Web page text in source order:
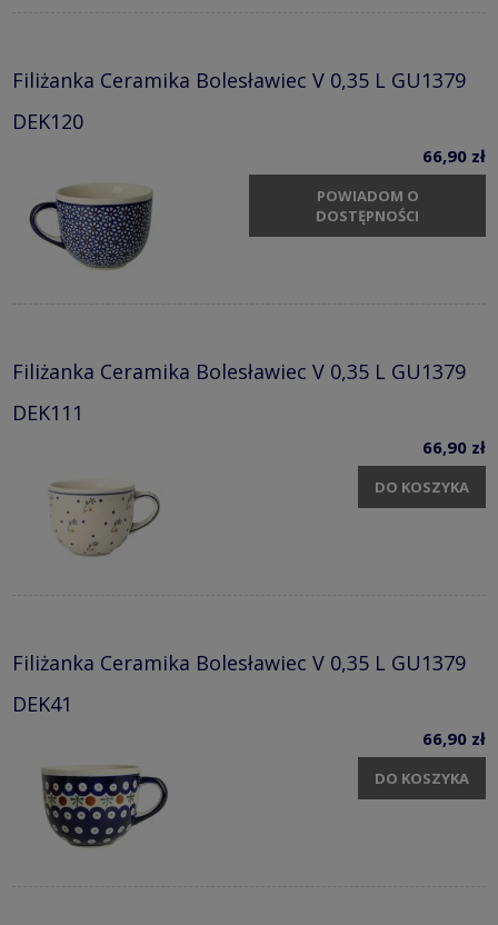
Filiżanka Ceramika Bolesławiec V 0,35 L GU1379
DEK120
66,90 zł
POWIADOM O
DOSTĘPNOŚCI
Filiżanka Ceramika Bolesławiec V 0,35 L GU1379
DEK111
66,90 zł
DO KOSZYKA
Filiżanka Ceramika Bolesławiec V 0,35 L GU1379
DEK41
66,90 zł
DO KOSZYKA